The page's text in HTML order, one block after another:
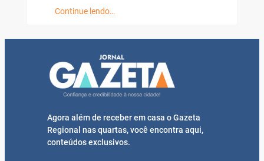
Continue lendo…
Agora além de receber em casa o Gazeta
Regional nas quartas, você encontra aqui,
conteúdos exclusivos.